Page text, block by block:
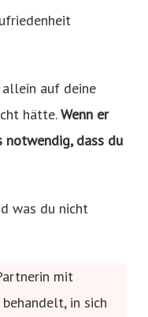
auf deine
hätte.Wenn er
notwendig, dass du
was du nicht
mit
in sich